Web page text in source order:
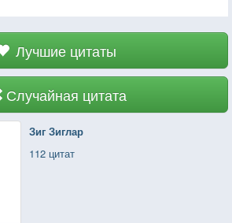
Лучшие цитаты
Случайная цитата
Зиг Зиглар
112 цитат